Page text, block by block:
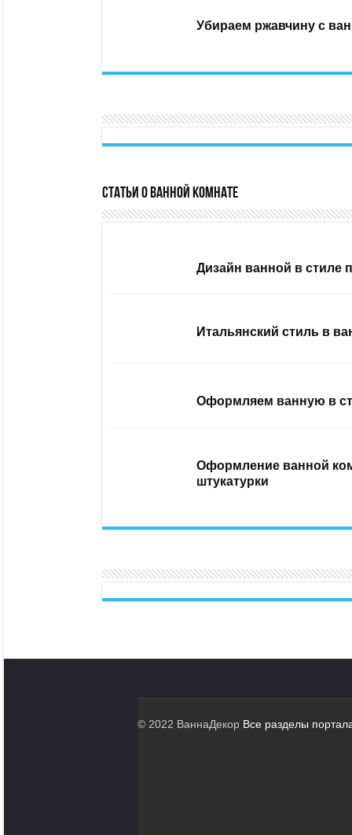
Убираем ржавчину с
Статьи о ванной комнате
Дизайн ванной в стиле
Итальянский стиль в
Оформляем ванную в
Оформление ванной
штукатурки
© 2022 ВаннаДекор Все разделы